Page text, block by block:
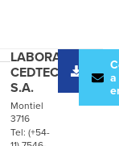
LABORATORIO
CEDTEC
S.A.
Montiel
3716
Tel: (+54-